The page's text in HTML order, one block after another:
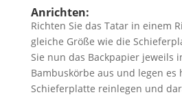
Anrichten:
Richten Sie das Tatar in einem
gleiche Größe wie die
Sie nun das Backpapier jeweils
Bambuskörbe aus und legen es
Schieferplatte reinlegen und